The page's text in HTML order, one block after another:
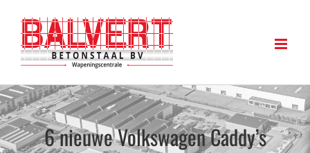
inhoud
6 nieuwe Volkswagen Caddy’s